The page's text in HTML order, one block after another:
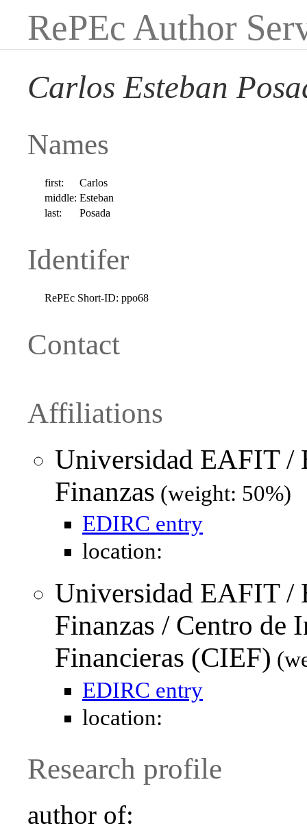
RePEc Author
Carlos Esteban
Names
first:
Carlos
middle: Esteban
last:
Posada
Identifer
RePEc Short-ID: ppo68
Contact
Affiliations
Universidad EAFIT /
Finanzas (weight: 50%)
EDIRC entry
location:
Universidad EAFIT /
Finanzas / Centro de
Financieras (CIEF)
EDIRC entry
location:
Research profile
author of: